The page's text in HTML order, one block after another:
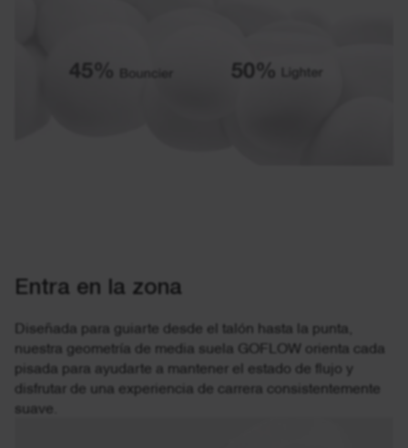
Entra en la zona
Diseñada para guiarte desde el talón hasta la punta,
nuestra geometría de media suela GOFLOW orienta cada
pisada para ayudarte a mantener el estado de flujo y
disfrutar de una experiencia de carrera consistentemente